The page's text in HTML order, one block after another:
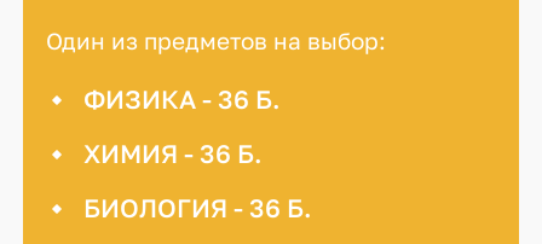
Один из предметов на выбор:
ФИЗИКА - 36 Б.
ХИМИЯ - 36 Б.
БИОЛОГИЯ - 36 Б.